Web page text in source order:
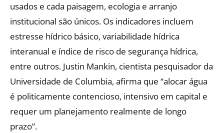
usados e cada paisagem, ecologia e arranjo
institucional são únicos. Os indicadores incluem
estresse hídrico básico, variabilidade hídrica
interanual e índice de risco de segurança hídrica,
entre outros. Justin Mankin, cientista pesquisador da
Universidade de Columbia, afirma que “alocar água
é politicamente contencioso, intensivo em capital e
requer um planejamento realmente de longo
prazo”.